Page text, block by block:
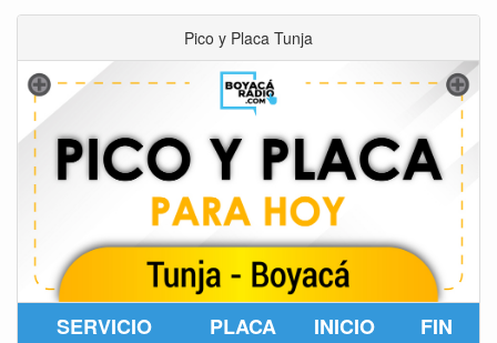
Pico y Placa Tunja
SERVICIO PLACA INICIO FIN